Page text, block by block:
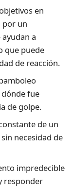
en
por un
a
que puede
de reacción.
fue
de golpe.
de un
necesidad de
impredecible
responder